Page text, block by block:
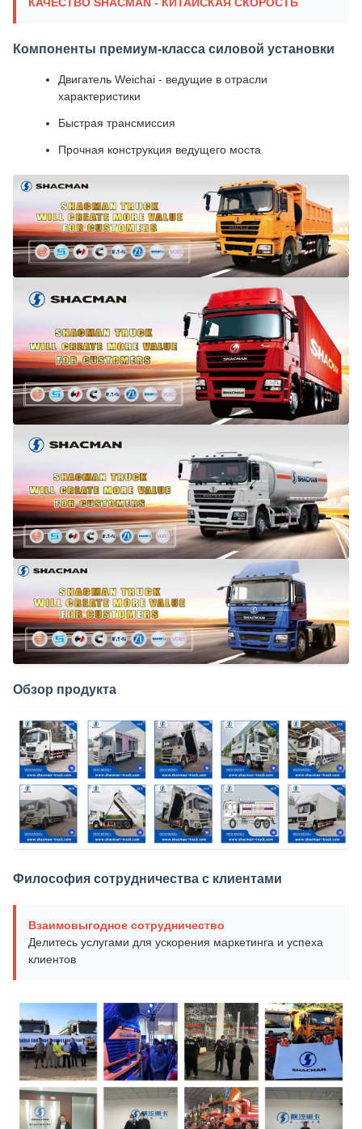
Компоненты премиум-класса силовой установки
Двигатель Weichai - ведущие в отрасли
характеристики
Быстрая трансмиссия
Прочная конструкция ведущего моста
Обзор продукта
Философия сотрудничества с клиентами
Взаимовыгодное сотрудничество
Делитесь услугами для ускорения маркетинга и успеха
клиентов